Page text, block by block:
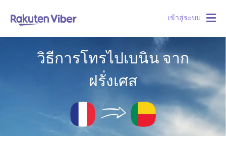
เข้าสู่ระบบ
วิธีการโทรไปเบนิน จาก
ฝรั่งเศส